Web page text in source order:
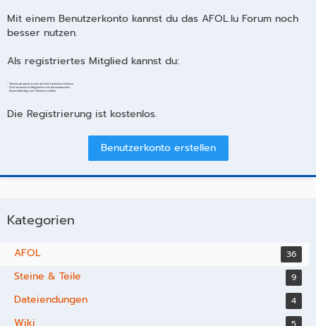
Mit einem Benutzerkonto kannst du das AFOL.lu Forum noch
besser nutzen.
Als registriertes Mitglied kannst du:
- Themen abonnieren und auf dem Laufenden bleiben
- Dich mit anderen Mitgliedern direkt austauschen
- Eigene Beiträge und Themen erstellen
Die Registrierung ist kostenlos.
Benutzerkonto erstellen
Kategorien
AFOL 36
Steine & Teile 9
Dateiendungen 4
Wiki